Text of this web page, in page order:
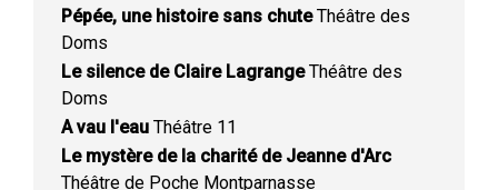
Pépée, une histoire sans chuteThéâtre des
Doms
Le silence de Claire LagrangeThéâtre des
Doms
A vau l'eau Théâtre 11
Le mystère de la charité de Jeanne d'Arc
Théâtre de Poche Montparnasse